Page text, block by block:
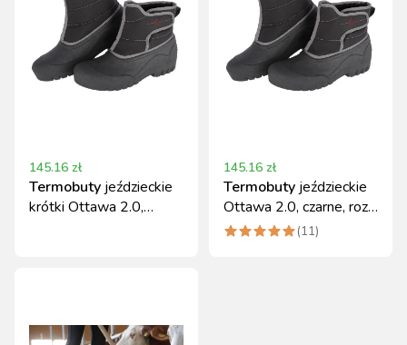
145.16 zł
Termobuty jeździeckie
krótki Ottawa 2.0,
145.16 zł
Termobuty jeździeckie
Ottawa 2.0, czarne, roz.
41
(11)